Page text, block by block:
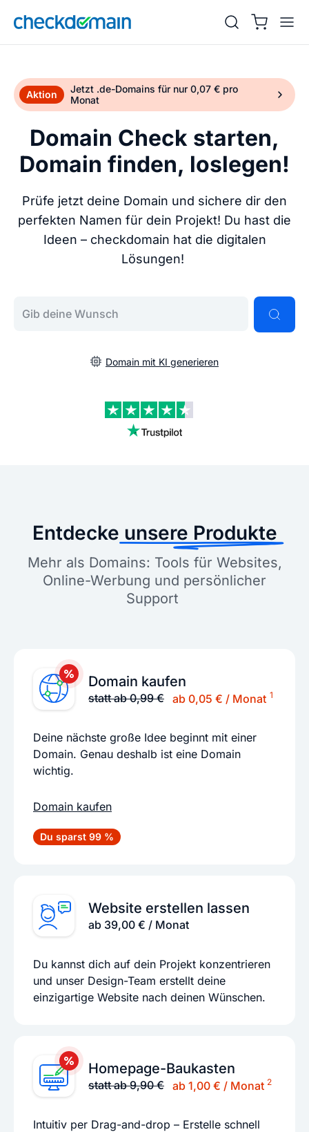
Aktion
Jetzt .de-Domains für nur 0,07 € pro
Monat
Domain Check starten,
Domain finden, loslegen!
Prüfe jetzt deine Domain und sichere dir den
perfekten Namen für dein Projekt! Du hast die
Ideen – checkdomain hat die digitalen
Lösungen!
Domain mit KI generieren
Entdecke unsere Produkte
Mehr als Domains: Tools für Websites,
Online-Werbung und persönlicher
Support
Domain kaufen
statt ab 0,99 € ab 0,05 € / Monat 1
Deine nächste große Idee beginnt mit einer
Domain. Genau deshalb ist eine Domain
wichtig.
Domain kaufen
Du sparst 99 %
Website erstellen lassen
ab 39,00 € / Monat
Du kannst dich auf dein Projekt konzentrieren
und unser Design-Team erstellt deine
einzigartige Website nach deinen Wünschen.
Homepage-Baukasten
statt ab 9,90 € ab 1,00 € / Monat 2
Intuitiv per Drag-and-drop – Erstelle schnell